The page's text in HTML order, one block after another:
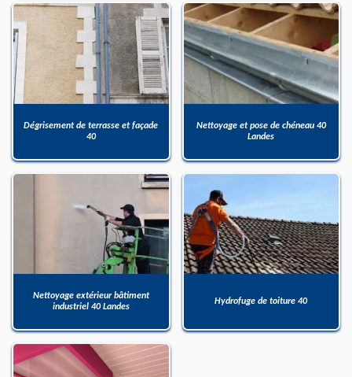
Dégrisement de terrasse et façade
40
Nettoyage et pose de chéneau 40
Landes
Nettoyage extérieur bâtiment
industriel 40 Landes
Hydrofuge de toiture 40